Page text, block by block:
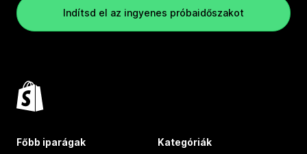
Indítsd el az ingyenes próbaidőszakot
Főbb iparágak Kategóriák